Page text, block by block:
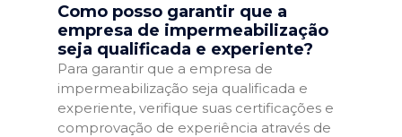
Como posso garantir que a
empresa de impermeabilização
seja qualificada e experiente?
Para garantir que a empresa de
impermeabilização seja qualificada e
experiente, verifique suas certificações e
comprovação de experiência através de